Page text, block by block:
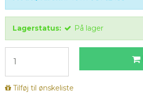
Lagerstatus: På lager
Tilføj til ønskeliste